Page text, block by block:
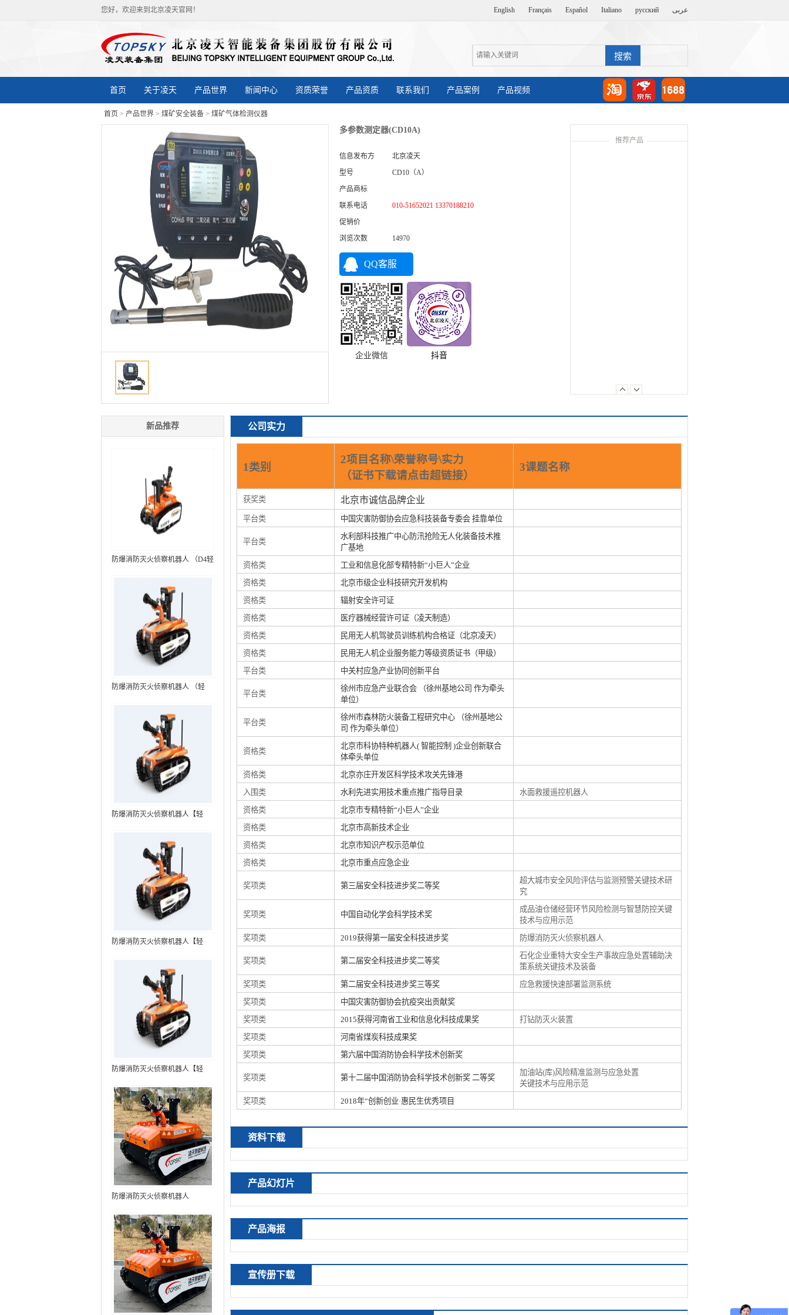
您好，欢迎来到北京凌天官网！ English Français Español Italiano русский عربى
首页 关于凌天 产品世界 新闻中心 资质荣誉 产品资质 联系我们 产品案例 产品视频
首页 > 产品世界 > 煤矿安全装备 > 煤矿气体检测仪器
多参数测定器(CD10A)
信息发布方
北京凌天
型号
CD10（A）
产品商标
联系电话
010-51652021 13370188210
促销价
浏览次数
14970
QQ客服
企业微信 抖音
推荐产品
新品推荐
防爆消防灭火侦察机器人 （D4轻
防爆消防灭火侦察机器人 （轻
MC80BD（第6代）
防爆消防灭火侦察机器人【轻
装置+语音控制+跟随功能+5G控
防爆消防灭火侦察机器人【轻
装置+语音控制+跟随功能+5G控
制+水炮跟踪火焰）RXR-
MC80BD（第8代）
防爆消防灭火侦察机器人【轻
装置+语音控制+跟随功能+5G控
制+水炮跟踪火焰+自主导航）
防爆消防灭火侦察机器人
公司实力
1类别
2项目名称\荣誉称号\实力
（证书下载请点击超链接）
3课题名称
获奖类 北京市诚信品牌企业
平台类 中国灾害防御协会应急科技装备专委会 挂靠单位
平台类
水利部科技推广中心防汛抢险无人化装备技术推
广基地
资格类
工业和信息化部专精特新“小巨人”企业
资格类
北京市级企业科技研究开发机构
资格类
辐射安全许可证
资格类
医疗器械经营许可证（凌天制造）
资格类
民用无人机驾驶员训练机构合格证（北京凌天）
资格类
民用无人机企业服务能力等级资质证书（甲级）
平台类
中关村应急产业协同创新平台
平台类
徐州市应急产业联合会 （徐州基地公司 作为牵头
单位）
平台类
徐州市森林防火装备工程研究中心 （徐州基地公
司 作为牵头单位）
资格类
北京市科协特种机器人( 智能控制 )企业创新联合
体牵头单位
资格类
北京亦庄开发区科学技术攻关先锋港
入围类
水利先进实用技术重点推广指导目录
水面救援遥控机器人
资格类
北京市专精特新“小巨人”企业
资格类
北京市高新技术企业
资格类
北京市知识产权示范单位
资格类
北京市重点应急企业
奖项类 第三届安全科技进步奖二等奖
超大城市安全风险评估与监测预警关键技术研
究
奖项类 中国自动化学会科学技术奖
成品油仓储经营环节风险检测与智慧防控关键
技术与应用示范
奖项类
2019获得第一届安全科技进步奖 防爆消防灭火侦察机器人
奖项类 第二届安全科技进步奖二等奖
石化企业重特大安全生产事故应急处置辅助决
策系统关键技术及装备
奖项类
第二届安全科技进步奖三等奖
应急救援快速部署监测系统
奖项类
中国灾害防御协会抗疫突出贡献奖
奖项类
2015获得河南省工业和信息化科技成果奖
打钻防灭火装置
奖项类
河南省煤炭科技成果奖
奖项类
第六届中国消防协会科学技术创新奖
奖项类 第十二届中国消防协会科学技术创新奖 二等奖
加油站(库)风险精准监测与应急处置
关键技术与应用示范
奖项类
2018年“创新创业·惠民生优秀项目
资料下载
产品幻灯片
产品海报
宣传册下载